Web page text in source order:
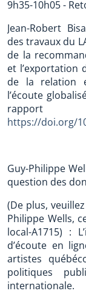
9h35-10h05 -
Jean-Robert
des travaux du
de la
et l’exportation
de la relation
l’écoute
https://doi.org/
Guy-Philippe
question des
(De plus,
Philippe Wells,
local-A1715) :
d’écoute en
artistes
politiques
internationale.